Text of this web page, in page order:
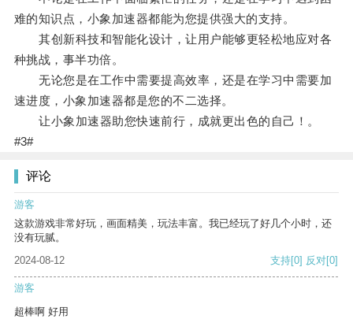
难的知识点，小象加速器都能为您提供强大的支持。
其创新科技和智能化设计，让用户能够更轻松地应对各
种挑战，事半功倍。
无论您是在工作中需要提高效率，还是在学习中需要加
速进度，小象加速器都是您的不二选择。
让小象加速器助您快速前行，成就更出色的自己！。
#3#
评论
游客
这款游戏非常好玩，画面精美，玩法丰富。我已经玩了好几个小时，还
没有玩腻。
2024-08-12
支持[0] 反对[0]
游客
超棒啊 好用